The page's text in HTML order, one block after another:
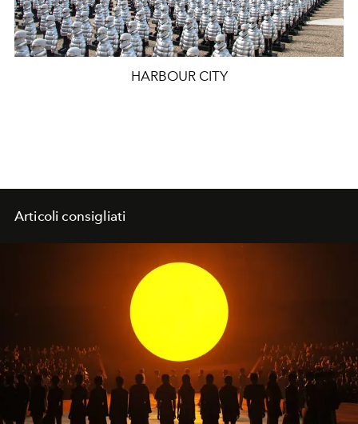
HARBOUR CITY
Articoli consigliati